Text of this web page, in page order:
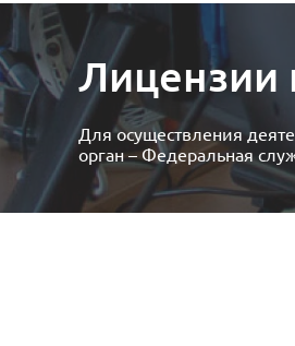
Лицензии
Для осуществления
орган – Федеральная